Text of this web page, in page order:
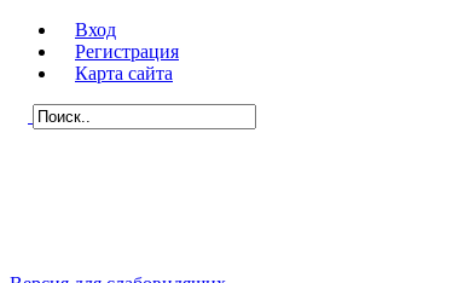
Вход
Регистрация
Карта сайта